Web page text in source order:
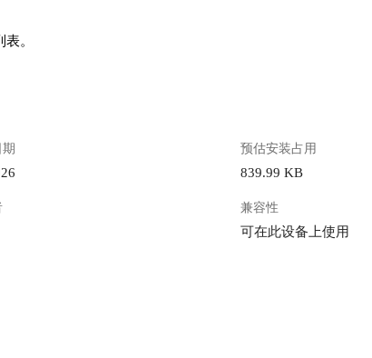
。
预估安装占用
839.99 KB
兼容性
可在此设备上使用